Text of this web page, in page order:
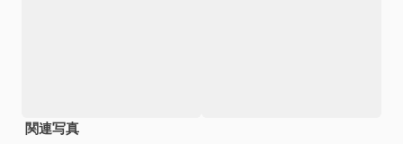
関連写真